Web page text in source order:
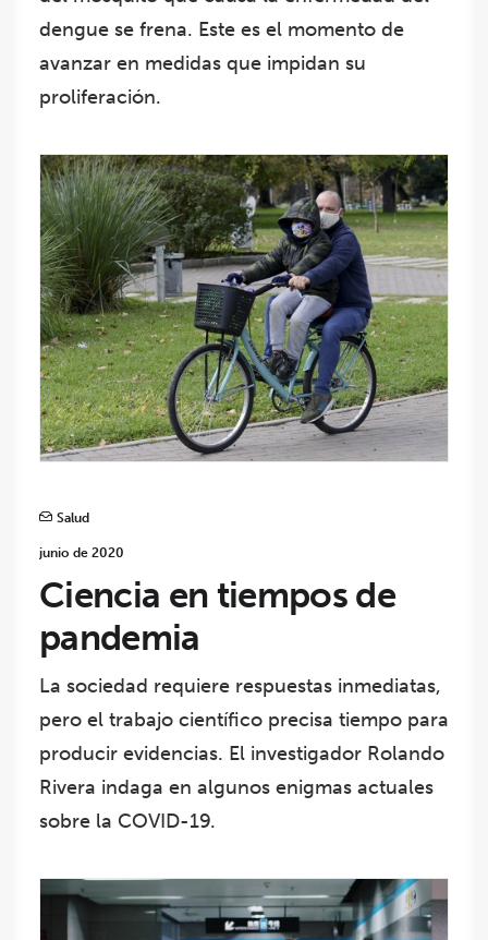
dengue se frena. Este es el momento de
avanzar en medidas que impidan su
proliferación.
Salud
junio de 2020
Ciencia en tiempos de
pandemia
La sociedad requiere respuestas inmediatas,
pero el trabajo científico precisa tiempo para
producir evidencias. El investigador Rolando
Rivera indaga en algunos enigmas actuales
sobre la COVID-19.